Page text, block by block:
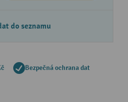
do seznamu
Bezpečná ochrana dat